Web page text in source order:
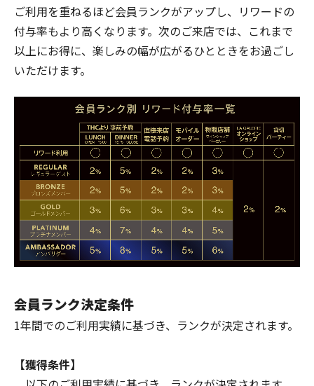
ご利用を重ねるほど会員ランクがアップし、リワードの
付与率もより高くなります。次のご来店では、これまで
以上にお得に、楽しみの幅が広がるひとときをお過ごし
いただけます。
会員ランク決定条件
1年間でのご利用実績に基づき、ランクが決定されます。
【獲得条件】